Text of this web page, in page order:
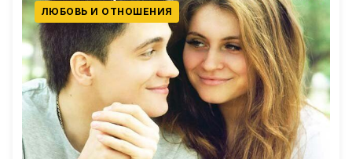
ЛЮБОВЬ И ОТНОШЕНИЯ